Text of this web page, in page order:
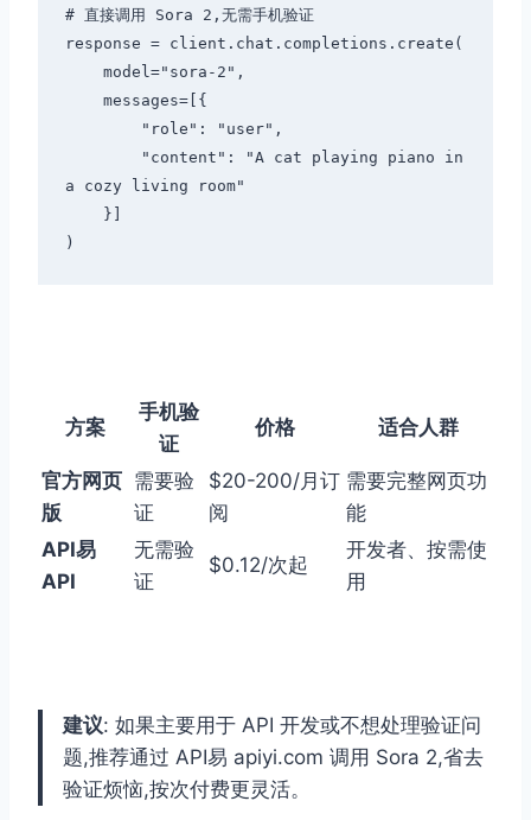
# 直接调用 Sora 2,无需手机验证
response = client.chat.completions.create(
a cozy living room"
方案
手机验
证
价格 适合人群
官方网页
版
需要验
证
$20-200/月订
阅
需要完整网页功
能
API易
API
无需验
证
$0.12/次起
开发者、按需使
用
建议: 如果主要用于 API 开发或不想处理验证问
题,推荐通过 API易 apiyi.com 调用 Sora 2,省去
验证烦恼,按次付费更灵活。